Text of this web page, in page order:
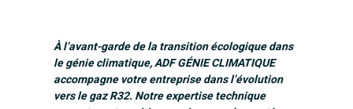
À l’avant-garde de la transition écologique dans
le génie climatique, ADF GÉNIE CLIMATIQUE
accompagne votre entreprise dans l’évolution
vers le gaz R32. Notre expertise technique